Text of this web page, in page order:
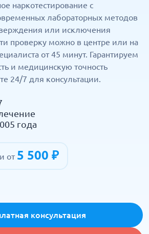
наркотестирование с
лабораторных методов
или исключения
проверку можно в центре или на
от 45 минут. Гарантируем
и медицинскую точность
24/7 для консультации.
года
от 5 500 ₽
консультация